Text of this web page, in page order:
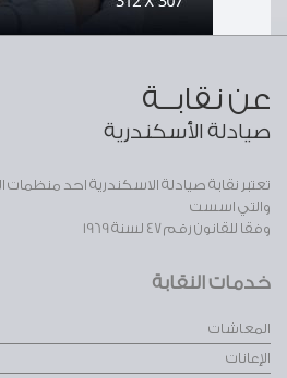
عن نقابــة
صيادلة الأسكندرية
تعتبر نقابة صيادلة الاسكندرية احد
والتي اسست
وفقا للقانون رقم 47 لسنة 1969
خدمات النقابة
المعاشات
الإعانات